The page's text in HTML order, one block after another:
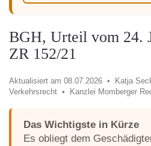
BGH, Urteil vom 24.
ZR 152/21
Aktualisiert am 08.07.2026 •
Katja
Verkehrsrecht •
Kanzlei Momberger
Das Wichtigste in Kürze
Es obliegt dem